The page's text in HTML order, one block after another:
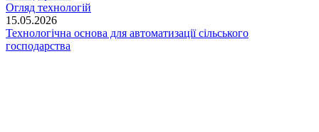
Огляд технологій
15.05.2026
Технологічна основа для автоматизації сільського
господарства